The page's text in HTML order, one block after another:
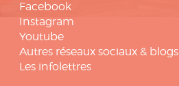
Facebook
Instagram
Youtube
Autres réseaux sociaux & blogs
Les infolettres